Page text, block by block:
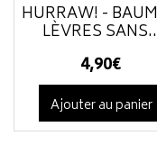
HURRAW! -
LÈVRES
4,90€
Ajouter au panier